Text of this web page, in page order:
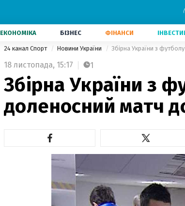
ЕКОНОМІКА БІЗНЕС ФІНАНСИ
24 канал Спорт Новини України Збірна України з
18 листопада, 15:17 1
Збірна України з
доленосний матч